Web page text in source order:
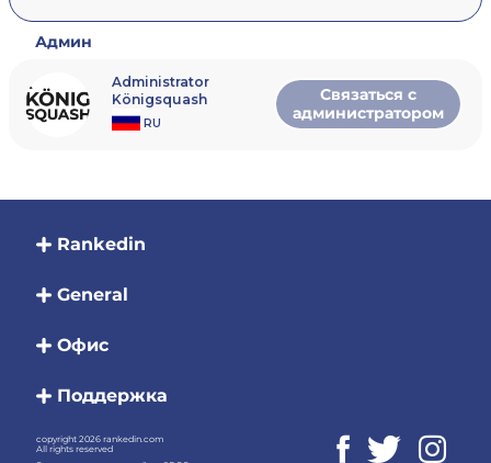
Админ
Administrator
Königsquash
RU
Связаться с
администратором
Rankedin
General
Офис
Поддержка
copyright 2026 rankedin.com
All rights reserved